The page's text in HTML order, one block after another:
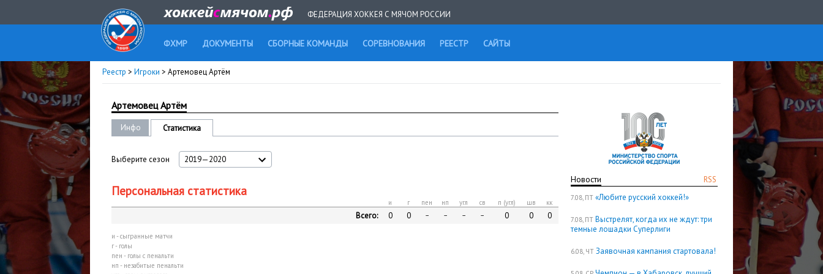
ФЕДЕРАЦИЯ ХОККЕЯ С МЯЧОМ РОССИИ
ФХМР ДОКУМЕНТЫ СБОРНЫЕ КОМАНДЫ СОРЕВНОВАНИЯ РЕЕСТР САЙТЫ
Реестр > Игроки > Артемовец Артём
RSS
Новости
7.08, ПТ «Любите русский хоккей!»
7.08, ПТ Выстрелят, когда их не ждут: три
темные лошадки Суперлиги
6.08, ЧТ Заявочная кампания стартовала!
Артемовец Артём
Инфо Статистика
Выберите сезон 2019—2020
Персональная статистика
и г пен нп угл св п (угл) шв кк
Всего: 0 0 – – – – 0 0 0
и - сыгранные матчи
г - голы
пен - голы с пенальти
нп - незабитые пенальти